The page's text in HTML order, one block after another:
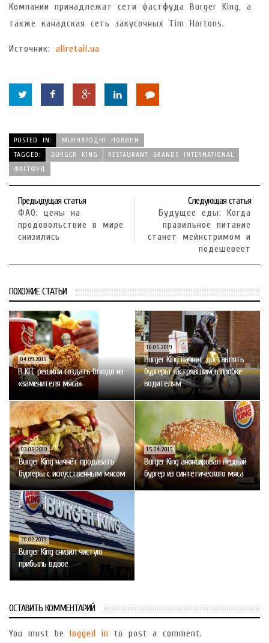
Компании принадлежат сети фастфуда Burger King, а
также канадская сеть закусочных Tim Hortons.
Источник: allretail.ua
POSTED IN:
МІЖНАРОДНІ НОВИНИ
TAGGED:
BURGER KING
RESTAURANT BRANDS INTERNATIONAL
ФАСТФУД
Предыдущая статья
ФАО: цены на
продовольствие в мире
снизились
Следующая статья
Будущее еды: Когда
правильное питание
станет мейнстримом и
подешевеет
ПОХОЖИЕ СТАТЬИ
04.09.2019
В KFC решили создать блюдо из
«заменителя мяса»
16.05.2019
Burger King начнет доставлять
бургеры застрявшим в пробке
водителям
03.05.2019
Burger King начнёт продавать
бургеры с искусственным мясом
15.04.2019
Burger King анонсировал первый
бургер из синтетического мяса
20.02.2019
Burger King снизил чистую
прибыль вдвое
ОСТАВИТЬ КОММЕНТАРИЙ
You must be logged in to post a comment.